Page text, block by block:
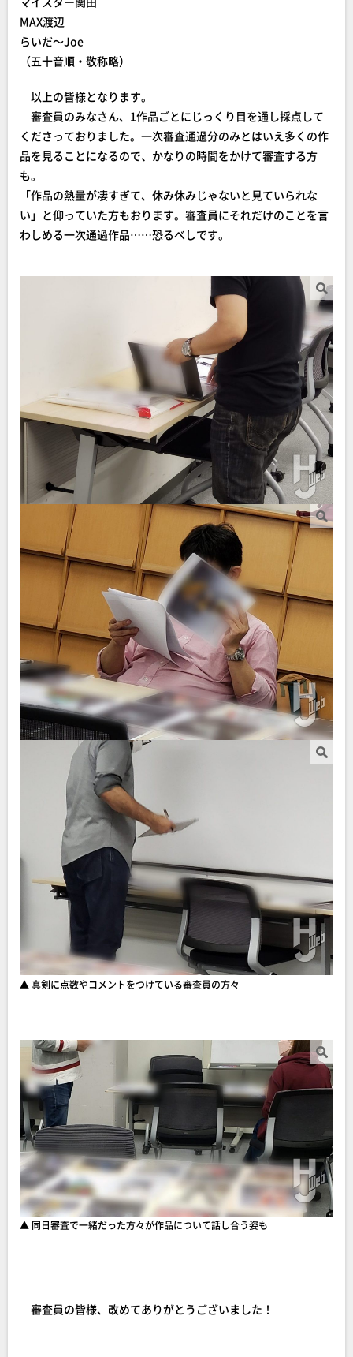
MAX渡辺
らいだ～Joe
（五十音順・敬称略）
以上の皆様となります。
審査員のみなさん、1作品ごとにじっくり目を通し採点して
くださっておりました。一次審査通過分のみとはいえ多くの作
品を見ることになるので、かなりの時間をかけて審査する方
も。
「作品の熱量が凄すぎて、休み休みじゃないと見ていられな
い」と仰っていた方もおります。審査員にそれだけのことを言
わしめる一次通過作品……恐るべしです。
▲ 真剣に点数やコメントをつけている審査員の方々
▲ 同日審査で一緒だった方々が作品について話し合う姿も
審査員の皆様、改めてありがとうございました！